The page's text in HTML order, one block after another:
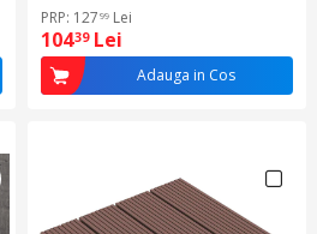
PRP: 127 99 Lei
10439 Lei
Adauga in Cos